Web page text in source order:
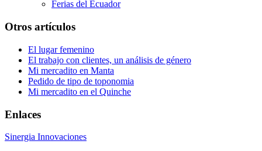
Ferias del Ecuador
Otros artículos
El lugar femenino
El trabajo con clientes, un análisis de género
Mi mercadito en Manta
Pedido de tipo de toponomia
Mi mercadito en el Quinche
Enlaces
Sinergia Innovaciones